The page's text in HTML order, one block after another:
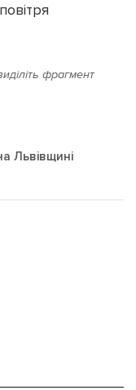
фрагмент
Львівщині